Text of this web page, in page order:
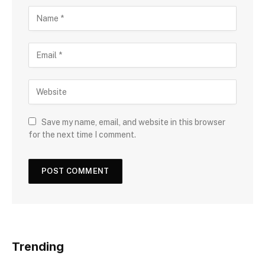
Save my name, email, and website in this browser
for the next time I comment.
Trending